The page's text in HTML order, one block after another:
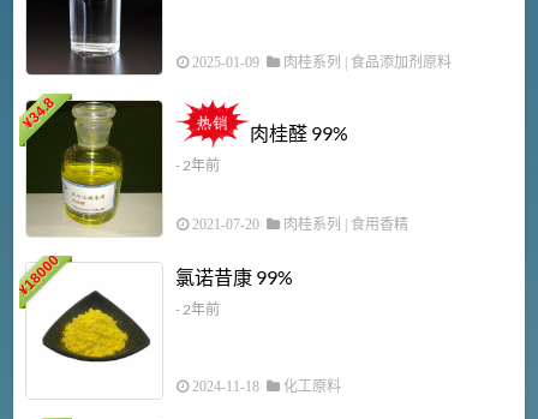
2025-01-09 肉桂系列 | 食品添加剂原料
¥
34.8
肉桂醛 99%
- 2年前
2021-07-20 肉桂系列 | 食用香精
¥
18000 氯诺昔康 99%
- 2年前
2024-11-18 化工原料